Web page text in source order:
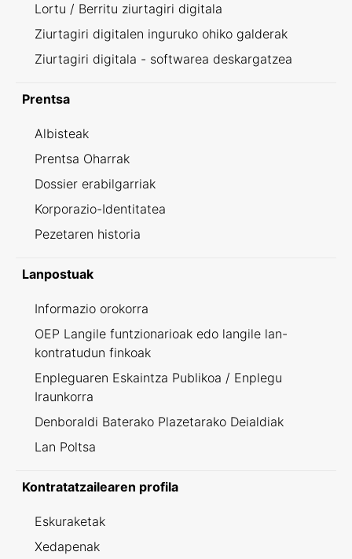
Lortu / Berritu ziurtagiri digitala
Ziurtagiri digitalen inguruko ohiko galderak
Ziurtagiri digitala - softwarea deskargatzea
Prentsa
Albisteak
Prentsa Oharrak
Dossier erabilgarriak
Korporazio-Identitatea
Pezetaren historia
Lanpostuak
Informazio orokorra
OEP Langile funtzionarioak edo langile lan-
kontratudun finkoak
Enpleguaren Eskaintza Publikoa / Enplegu
Iraunkorra
Denboraldi Baterako Plazetarako Deialdiak
Lan Poltsa
Kontratatzailearen profila
Eskuraketak
Xedapenak